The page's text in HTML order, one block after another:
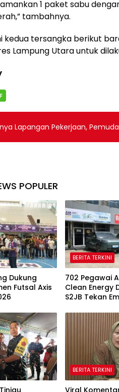
1 paket sabu
tambahnya.
kedua tersangka berikut
Lampung Utara untuk
Lapangan Pekerjaan,
POPULER
Dukung
Futsal Axis
BERITA TERKINI
702 Pegawai
Clean Energy
S2JB Tekan
BERITA TERKINI